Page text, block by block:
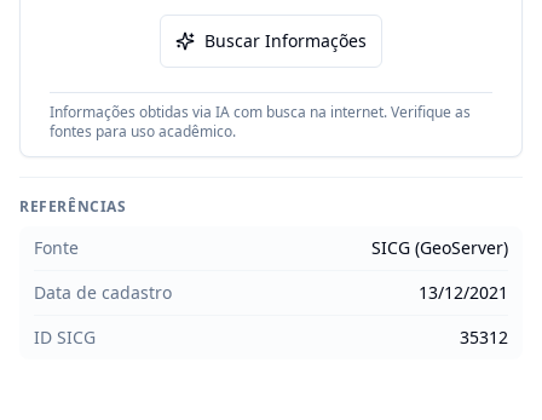
Buscar Informações
Informações obtidas via IA com busca na internet. Verifique as
fontes para uso acadêmico.
REFERÊNCIAS
Fonte
SICG (GeoServer)
Data de cadastro
13/12/2021
ID SICG
35312